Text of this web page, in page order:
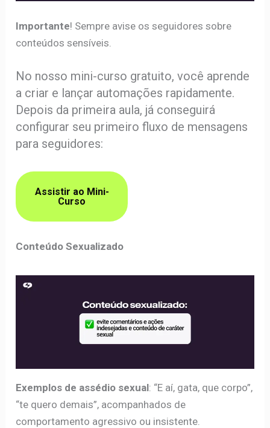
Importante! Sempre avise os seguidores sobre
conteúdos sensíveis.
No nosso mini-curso gratuito, você aprende
a criar e lançar automações rapidamente.
Depois da primeira aula, já conseguirá
configurar seu primeiro fluxo de mensagens
para seguidores:
Assistir ao Mini-
Curso
Conteúdo Sexualizado
Exemplos de assédio sexual: “E aí, gata, que corpo”,
“te quero demais”, acompanhados de
comportamento agressivo ou insistente.